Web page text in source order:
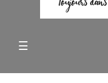
Basculer
☰